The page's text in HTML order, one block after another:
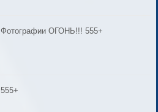
Фотографии ОГОНЬ!!! 555+
555+